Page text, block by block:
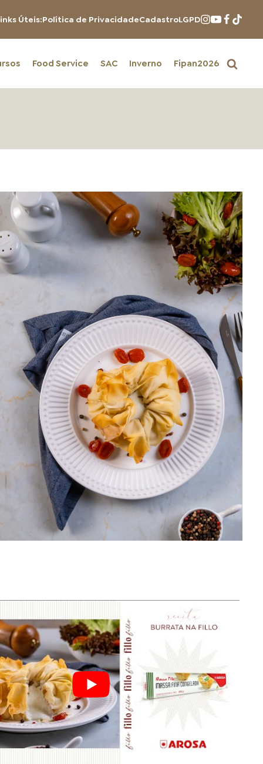
Úteis:Política de PrivacidadeCadastroLGPD
Food Service SAC Inverno Fipan2026
DISTRIBUIDORES E REPRESENTANTES
AGENDA DE CURSOS
ACESSO PARA PARCEIROS